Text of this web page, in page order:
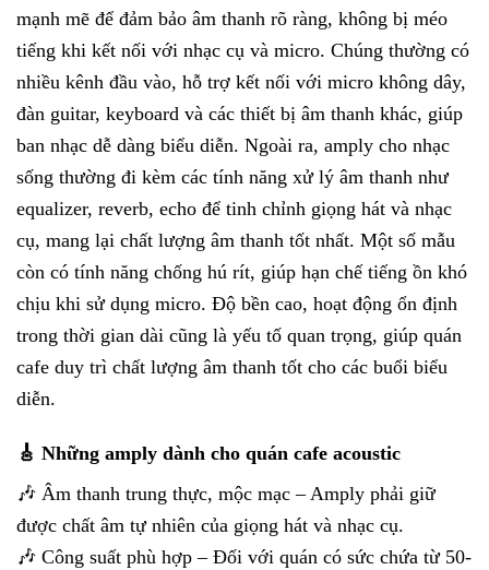
mạnh mẽ để đảm bảo âm thanh rõ ràng, không bị méo
tiếng khi kết nối với nhạc cụ và micro. Chúng thường có
nhiều kênh đầu vào, hỗ trợ kết nối với micro không dây,
đàn guitar, keyboard và các thiết bị âm thanh khác, giúp
ban nhạc dễ dàng biểu diễn. Ngoài ra, amply cho nhạc
sống thường đi kèm các tính năng xử lý âm thanh như
equalizer, reverb, echo để tinh chỉnh giọng hát và nhạc
cụ, mang lại chất lượng âm thanh tốt nhất. Một số mẫu
còn có tính năng chống hú rít, giúp hạn chế tiếng ồn khó
chịu khi sử dụng micro. Độ bền cao, hoạt động ổn định
trong thời gian dài cũng là yếu tố quan trọng, giúp quán
cafe duy trì chất lượng âm thanh tốt cho các buổi biểu
diễn.
🎸 Những amply dành cho quán cafe acoustic
🎶 Âm thanh trung thực, mộc mạc – Amply phải giữ
được chất âm tự nhiên của giọng hát và nhạc cụ.
🎶 Công suất phù hợp – Đối với quán có sức chứa từ 50-